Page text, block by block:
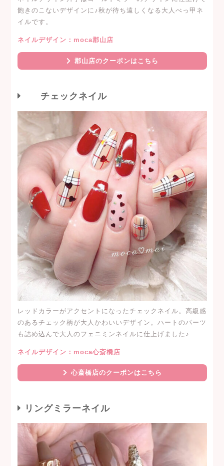
飽きのこないデザインに♪秋が待ち遠しくなる大人べっ甲ネ
イルです。
ネイルデザイン：moca郡山店
郡山店のクーポンはこちら
チェックネイル
レッドカラーがアクセントになったチェックネイル。高級感
のあるチェック柄が大人かわいいデザイン。ハートのパーツ
も詰め込んで大人のフェニミンネイルに仕上げました♪
ネイルデザイン：moca心斎橋店
心斎橋店のクーポンはこちら
リングミラーネイル